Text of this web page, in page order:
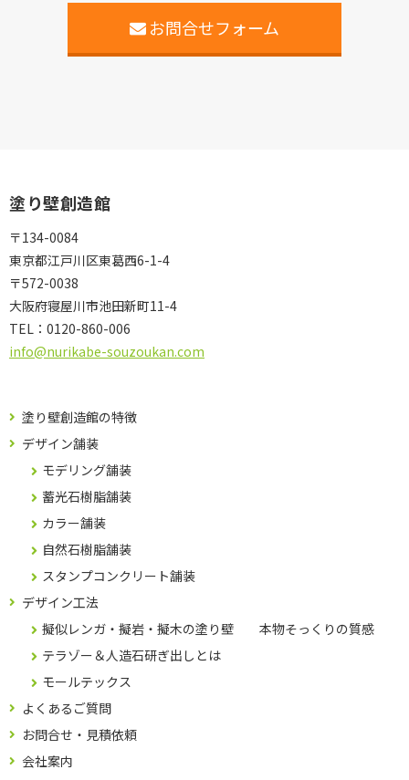
お問合せフォーム
塗り壁創造館
〒134-0084
東京都江戸川区東葛西6-1-4
〒572-0038
大阪府寝屋川市池田新町11-4
TEL： 0120-860-006
info@nurikabe-souzoukan.com
塗り壁創造館の特徴
デザイン舗装
モデリング舗装
蓄光石樹脂舗装
カラー舗装
自然石樹脂舗装
スタンプコンクリート舗装
デザイン工法
擬似レンガ・擬岩・擬木の塗り壁 本物そっくりの質感
テラゾー＆人造石研ぎ出しとは
モールテックス
よくあるご質問
お問合せ・見積依頼
会社案内